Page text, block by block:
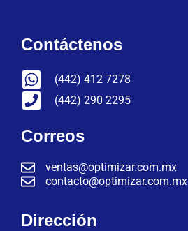
Contáctenos
(442) 412 7278
(442) 290 2295
Correos
ventas@optimizar.com.mx
contacto@optimizar.com.mx
Dirección